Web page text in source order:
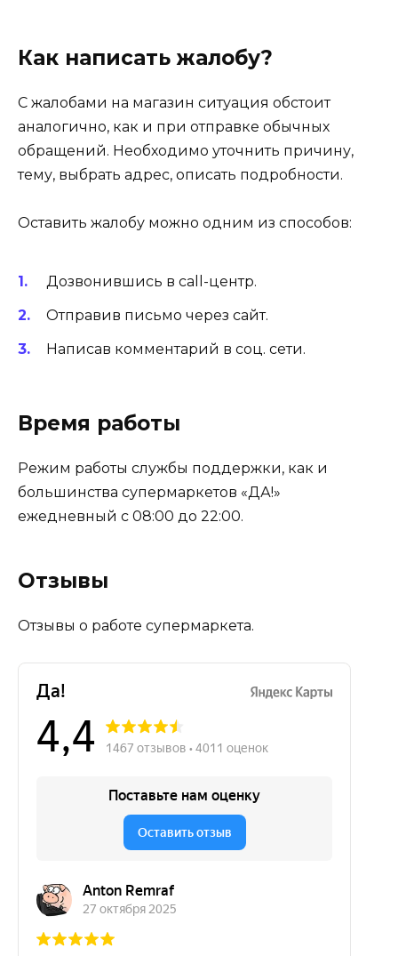
Как написать жалобу?
С жалобами на магазин ситуация обстоит
аналогично, как и при отправке обычных
обращений. Необходимо уточнить причину,
тему, выбрать адрес, описать подробности.
Оставить жалобу можно одним из способов:
Дозвонившись в call-центр.
Отправив письмо через сайт.
Написав комментарий в соц. сети.
Время работы
Режим работы службы поддержки, как и
большинства супермаркетов «ДА!»
ежедневный с 08:00 до 22:00.
Отзывы
Отзывы о работе супермаркета.